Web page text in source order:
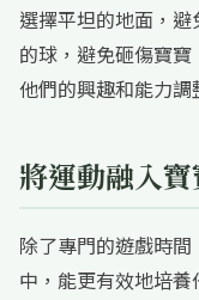
選擇平坦的地面，
的球，避免砸傷寶
他們的興趣和能力調
將運動融入
除了專門的遊戲時
中，能更有效地培